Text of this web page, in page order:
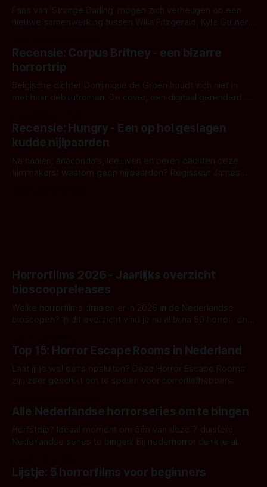
Fans van 'Strange Darling' mogen zich verheugen op een
nieuwe samenwerking tussen Willa Fitzgerald, Kyle Gallner
'Skeletons', een nieuwe creature feature waarvoor de
opnames zijn gestart in Australië.
Recensie: Corpus Britney - een bizarre
horrortrip
Belgische dichter Dominique de Groen houdt zich niet in
met haar debuutroman. De cover, een digitaal gerenderd en
achtergrond, belooft iets kleurrijks maar onheilspellends,
iets ongrijpbaars. En dat maakt De Groen met ieder woord
waar.
Recensie: Hungry - Een op hol geslagen
kudde nijlpaarden
Na haaien, anaconda's, leeuwen en beren dachten deze
filmmakers: waarom geen nijlpaarden? Regisseur James
Horrorfilms 2026 - Jaarlijks overzicht
bioscoopreleases
Welke horrorfilms draaien er in 2026 in de Nederlandse
bioscopen? In dit overzicht vind je nu al bijna 50 horror- en
Top 15: Horror Escape Rooms in Nederland
Laat jij je wel eens opsluiten? Deze Horror Escape Rooms
zijn zeer geschikt om te spelen voor horrorliefhebbers.
Alle Nederlandse horrorseries om te bingen
Herfstdip? Ideaal moment om één van deze 7 duistere
Nederlandse series te bingen! Bij nederhorror denk je al
Amsterdamned of The Johnsons. Maar Nederlandse horror
is niet beperkt tot films. Hier een aantal Nederlandse tv-
Lijstje: 5 horrorfilms voor beginners